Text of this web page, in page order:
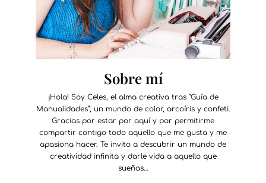
Sobre mí
¡Hola! Soy Celes, el alma creativa tras “Guía de
Manualidades”, un mundo de color, arcoíris y confeti.
Gracias por estar por aquí y por permitirme
compartir contigo todo aquello que me gusta y me
apasiona hacer. Te invito a descubrir un mundo de
creatividad infinita y darle vida a aquello que
sueñas…